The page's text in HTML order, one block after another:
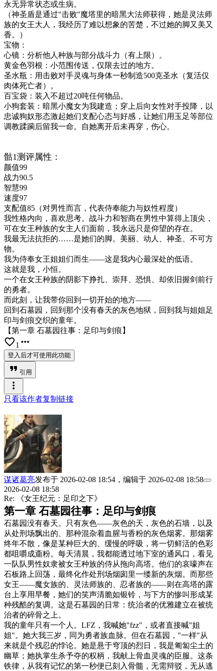
永无异常状态或生病。
（神圣盾是通过"击败"魔塔里的暗黑大法师获得，她是灵法师
族的女王大人，我经历了难以想象的苦楚，不过她的脚又美又
香。）
宝物：
心镜：分析他人种族与部分战斗力（有上限）。
黄金色羽根：小范围传送，仅限去过的地方。
圣水瓶：用击败对手灵魂与身体一秒制造500克圣水（复活仅
肉体死亡者）。
百宝袋：装入不超过20吨任何物品。
小狗套装：暗黑小魔女为我建造；穿上后向女性对手投降，以
忠诚狗奴形态激起她们支配心态与好感，让她们用玉足等部位
调教蹂躏后留我一命。自她离开后未再穿，伤心。
骷1测评属性：
颜值99
战力90.5
智慧99
速度97
支配值85（对男性而言，代表侍奉能力与奴性程度）
我性格内向，喜欢思考。战斗力和智商在男性中算得上顶尖，
可在女王种族的女主人们面前，我永远只是仰望的存在。
我最无法抗拒的……是她们的脚。美丽、动人、神圣、不可方
物。
我为侍奉女王姐姐们而生——这是我内心最深处的低语。
这就是我，小恒。
一个在女王种族的阴影下挣扎、崇拜、恐惧、却依旧握剑前行
的勇者。
而此刻，让我带你回到一切开始的地方——
回到石墓园，回到那个没有春天的灰色地狱，回到我与姐姐足
印与剑痕交织的童年。
【第一章 石墓园往事：足印与剑痕】
favorite_border1 more_horiz
登入后才可使用此功能
format_quote 引用
more_vert
只看该作者复制链接
谋诸葛亮发布于 2026-02-08 18:54 ，编辑于 2026-02-08 18:58
2026-02-08 18:58
Re: 《女王纪元：足印之下》
第一章 石墓园往事：足印与剑痕
石墓园没有春天。只有灰色——灰色的天，灰色的石墙，以及
从处刑场飘出的、那种混杂着血腥与香粉的灰色烟雾。那烟雾
终年不散，像是某种巨大的、缓慢的呼吸，将一切鲜活的色彩
都咀嚼成齑粉。每天清晨，我都能透过地下室的通风口，看见
一队队男性奴隶被女王种族的侍从拖向高塔。他们的哀嚎声在
石板路上回荡，最终化作处刑场烟囱里一缕新的灰烟。而那些
女王——魔女族的、灵法师族的、忍者族的——则在高塔的露
台上享用早餐，她们的笑声清脆如银铃，与下方的惨叫形成某
种残酷的复调。这是石墓园的日常：统治者的优雅建立在被统
治者的碎骨之上。
我的童年只有一个人。LFZ，我喊她"fzz"，或者直接喊"姐
姐"。她大我三岁，同为勇者族血脉。但在石墓园，"一样"从
来就是个残忍的悖论。她是悬于穹顶的烈日，我是匍匐尘土的
幽草；她执掌生杀予夺的权柄，我献上骨血灵魂的臣服。这条
铁律，从我有记忆的第一秒便已刻入骨髓，无需辩驳，无从逃